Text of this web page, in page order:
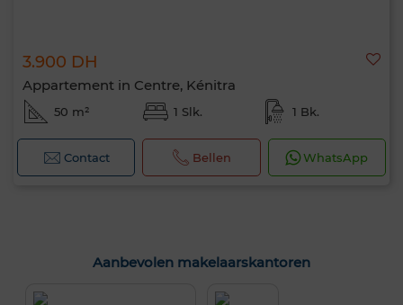
3.900 DH
Appartement in Centre, Kénitra
50 m² 1 Slk. 1 Bk.
Contact Bellen WhatsApp
Aanbevolen makelaarskantoren